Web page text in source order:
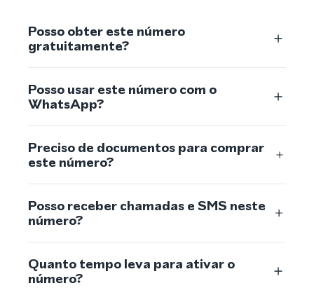
Posso obter este número
gratuitamente?
Posso usar este número com o
WhatsApp?
Preciso de documentos para comprar
este número?
Posso receber chamadas e SMS neste
número?
Quanto tempo leva para ativar o
número?